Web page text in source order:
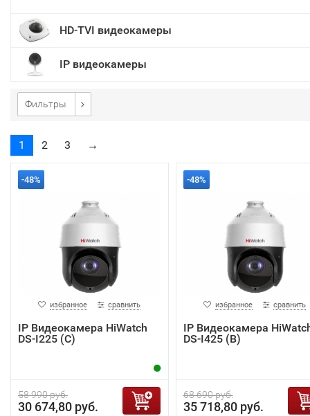
HD-TVI видеокамеры
IP видеокамеры
Фильтры
1 2 3 →
-48%
избранное сравнить
IP Видеокамера HiWatch
DS-I225 (С)
58 990 руб.
30 674,80 руб.
-48%
избранное сравнить
IP Видеокамера
DS-I425 (B)
68 690 руб.
35 718,80 руб.